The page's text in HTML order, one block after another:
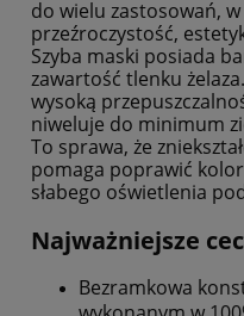
do wielu zastosowań,
przeźroczystość,
Szyba maski posiada
zawartość tlenku
wysoką
niweluje do minimum
To sprawa, że
pomaga poprawić
słabego oświetlenia
Najważniejsze
Bezramkowa